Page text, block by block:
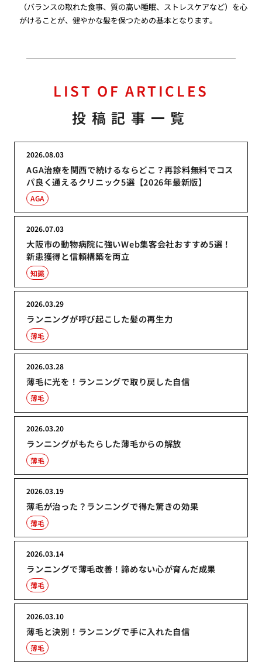
（バランスの取れた食事、質の高い睡眠、ストレスケアなど）を心
がけることが、健やかな髪を保つための基本となります。
LIST OF ARTICLES
投稿記事一覧
AGA治療を関西で続けるならどこ？再診料無料でコス
パ良く通えるクリニック5選【2026年最新版】
2026.08.03
AGA
大阪市の動物病院に強いWeb集客会社おすすめ5選！
新患獲得と信頼構築を両立
2026.07.03
知識
ランニングが呼び起こした髪の再生力
2026.03.29
薄毛
薄毛に光を！ランニングで取り戻した自信
2026.03.28
薄毛
ランニングがもたらした薄毛からの解放
2026.03.20
薄毛
薄毛が治った？ランニングで得た驚きの効果
2026.03.19
薄毛
ランニングで薄毛改善！諦めない心が育んだ成果
2026.03.14
薄毛
薄毛と決別！ランニングで手に入れた自信
2026.03.10
薄毛